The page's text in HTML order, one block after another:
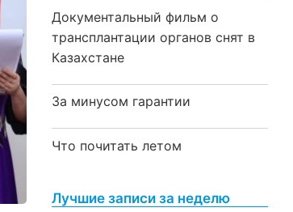
Документальный фильм о
трансплантации органов снят в
Казахстане
За минусом гарантии
Что почитать летом
Лучшие записи за неделю